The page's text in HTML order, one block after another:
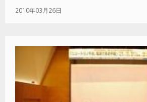
2010年03月26日